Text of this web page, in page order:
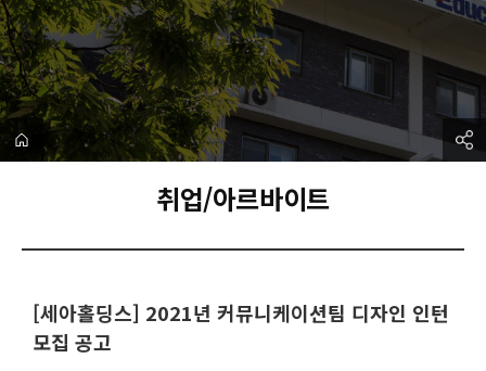
취업/아르바이트
[세아홀딩스] 2021년 커뮤니케이션팀 디자인 인턴
모집 공고